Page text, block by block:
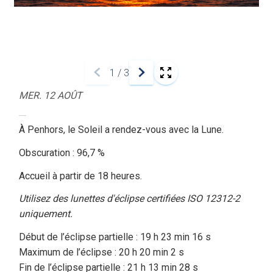
1 / 3
MER. 12 AOÛT
À Penhors, le Soleil a rendez-vous avec la Lune.
Obscuration : 96,7 %
Accueil à partir de 18 heures.
Utilisez des lunettes d'éclipse certifiées ISO 12312-2
uniquement.
Début de l’éclipse partielle : 19 h 23 min 16 s
Maximum de l’éclipse : 20 h 20 min 2 s
Fin de l’éclipse partielle : 21 h 13 min 28 s